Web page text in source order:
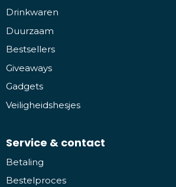
Drinkwaren
Duurzaam
Bestsellers
Giveaways
Gadgets
Veiligheidshesjes
Service & contact
Betaling
Bestelproces